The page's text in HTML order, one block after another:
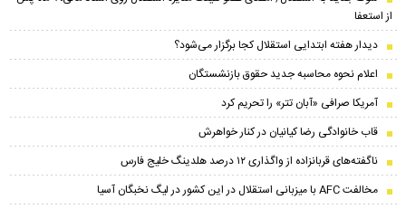
از استعفا
دیدار هفته ابتدایی استقلال کجا برگزار می‌شود؟
اعلام نحوه محاسبه جدید حقوق بازنشستگان
آمریکا صرافی «آبان تتر» را تحریم کرد
قاب خانوادگی رضا کیانیان در کنار خواهرش
ناگفته‌های قربانزاده از واگذاری ۱۲ درصد هلدینگ خلیج فارس
مخالفت AFC با میزبانی استقلال در این کشور در لیگ نخبگان آسیا